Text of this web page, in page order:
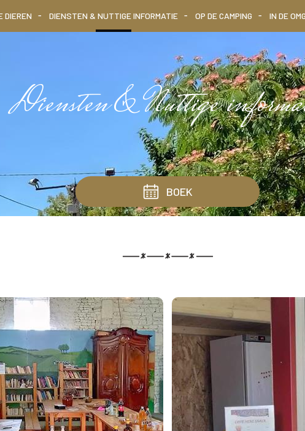
DIEREN DIENSTEN & NUTTIGE INFORMATIE OP DE CAMPING IN DE
Diensten & Nuttige
BOEK
Diensten Snack